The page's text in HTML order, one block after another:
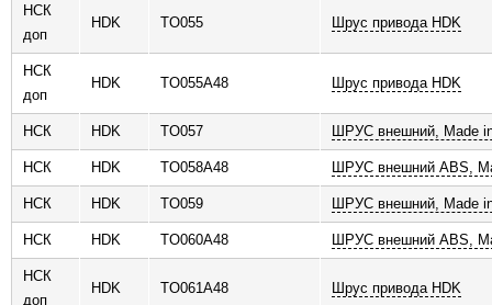
НСК
доп
HDK TO055 Шрус привода HDK
НСК
доп
HDK TO055A48 Шрус привода HDK
НСК HDK TO057 ШРУС внешний, Made
НСК HDK TO058A48 ШРУС внешний ABS,
НСК HDK TO059 ШРУС внешний, Made
НСК HDK TO060A48 ШРУС внешний ABS,
НСК
доп
HDK TO061A48 Шрус привода HDK